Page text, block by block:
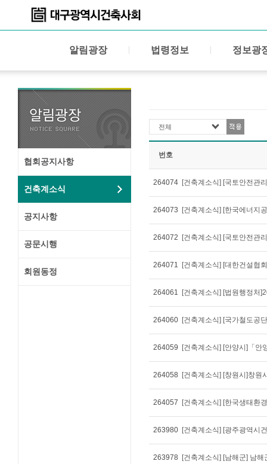
알림광장 법령정보 정보광
협회공지사항
건축계소식
공지사항
공문시행
회원동정
전체
번호
264074
264073
264072
264071 [건축계소식] [대한건설협
264061 [건축계소식] [법원행정처
264060 [건축계소식] [국가철도공
264059
264058 [건축계소식] [창원시]창원
264057
263980
263978 [건축계소식] [남해군] 남